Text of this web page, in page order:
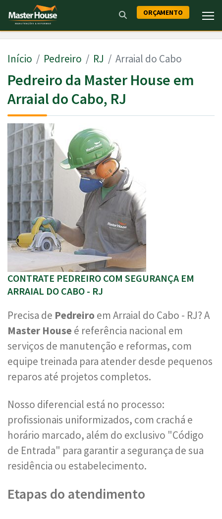
ORÇAMENTO
Início Pedreiro RJ Arraial do Cabo
Pedreiro da Master House em
Arraial do Cabo, RJ
CONTRATE PEDREIRO COM SEGURANÇA EM
ARRAIAL DO CABO - RJ
Precisa de Pedreiro em Arraial do Cabo - RJ? A
Master House é referência nacional em
serviços de manutenção e reformas, com
equipe treinada para atender desde pequenos
reparos até projetos completos.
Nosso diferencial está no processo:
profissionais uniformizados, com crachá e
horário marcado, além do exclusivo "Código
de Entrada" para garantir a segurança de sua
residência ou estabelecimento.
Etapas do atendimento